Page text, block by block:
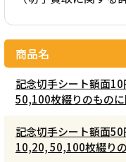
商品名
記念切手シート額面
50,100枚綴りのものに
記念切手シート額面
10,20, 50,100枚綴りの